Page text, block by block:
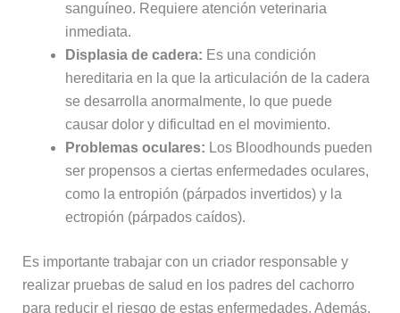
sanguíneo. Requiere atención veterinaria
inmediata.
Displasia de cadera: Es una condición
hereditaria en la que la articulación de la cadera
se desarrolla anormalmente, lo que puede
causar dolor y dificultad en el movimiento.
Problemas oculares: Los Bloodhounds pueden
ser propensos a ciertas enfermedades oculares,
como la entropión (párpados invertidos) y la
ectropión (párpados caídos).
Es importante trabajar con un criador responsable y
realizar pruebas de salud en los padres del cachorro
para reducir el riesgo de estas enfermedades. Además,